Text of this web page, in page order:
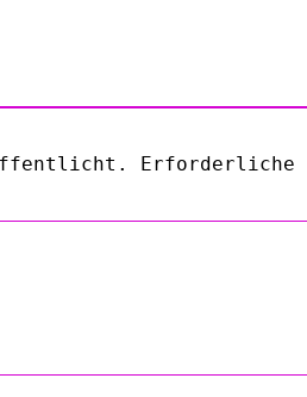
Erforderliche